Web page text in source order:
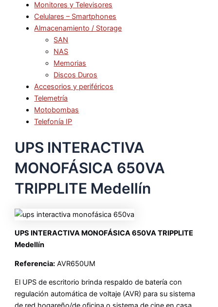
Monitores y Televisores
Celulares – Smartphones
Almacenamiento / Storage
SAN
NAS
Memorias
Discos Duros
Accesorios y periféricos
Telemetría
Motobombas
Telefonía IP
UPS INTERACTIVA
MONOFÁSICA 650VA
TRIPPLITE Medellín
UPS INTERACTIVA MONOFÁSICA 650VA TRIPPLITE
Medellín
Referencia: AVR650UM
El UPS de escritorio brinda respaldo de batería con
regulación automática de voltaje (AVR) para su sistema